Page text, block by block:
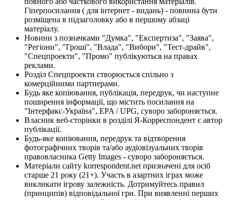
Гіперпосилання ( для інтернет - видань) - повинна бути
розміщена в підзаголовку або в першому абзаці
матеріалу.
Новини з позначками "Думка", "Експертиза", "Заява",
"Регіони", "Гроші", "Влада", "Вибори", "Тест-драйв",
"Спецпроекти", "Промо" публікуються на правах
реклами.
Розділ Спецпроекти створюється спільно з
комерційними партнерами.
Будь яке копіювання, публікація, передрук, чи наступне
поширення інформації, що містить посилання на
"Інтерфакс-Україна", EPA / UPG, суворо забороняється.
Власник веб-сторінки в розділі Я-Корреспондент є автор
публікації.
Будь-яке копіювання, передрук та відтворення
фотографічних творів та/або аудіовізуальних творів
правовласника Getty Images - суворо забороняється.
Матеріали сайту korrespondent.net призначені для осіб
старше 21 року (21+). Участь в азартних іграх може
викликати ігрову залежність. Дотримуйтесь правил
(принципів) відповідальної гри. При виявленні перших